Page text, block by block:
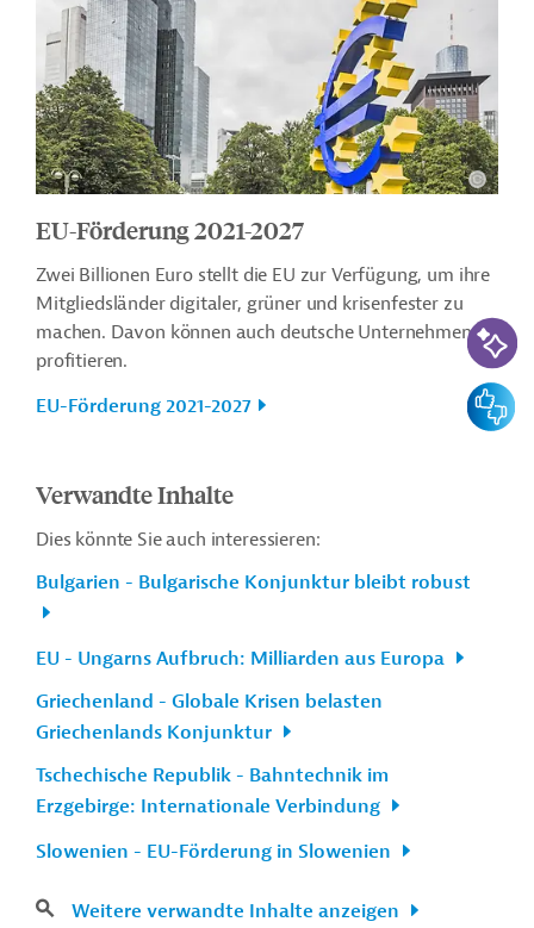
EU-Förderung 2021-2027
Zwei Billionen Euro stellt die EU zur Verfügung, um ihre
Mitgliedsländer digitaler, grüner und krisenfester zu
machen. Davon können auch deutsche Unternehmen
profitieren.
EU-Förderung 2021-2027
Verwandte Inhalte
Dies könnte Sie auch interessieren:
Bulgarien - Bulgarische Konjunktur bleibt robust
EU - Ungarns Aufbruch: Milliarden aus Europa
Griechenland - Globale Krisen belasten
Griechenlands Konjunktur
Tschechische Republik - Bahntechnik im
Erzgebirge: Internationale Verbindung
Slowenien - EU-Förderung in Slowenien
Weitere verwandte Inhalte anzeigen
KI-